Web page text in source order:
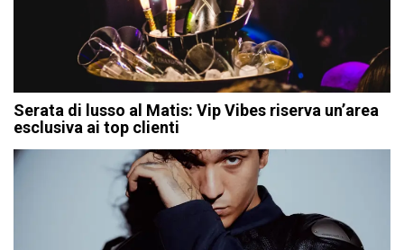
Serata di lusso al Matis: Vip Vibes riserva un’area
esclusiva ai top clienti